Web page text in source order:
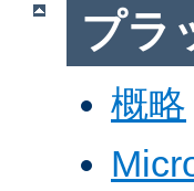
プラ
概略